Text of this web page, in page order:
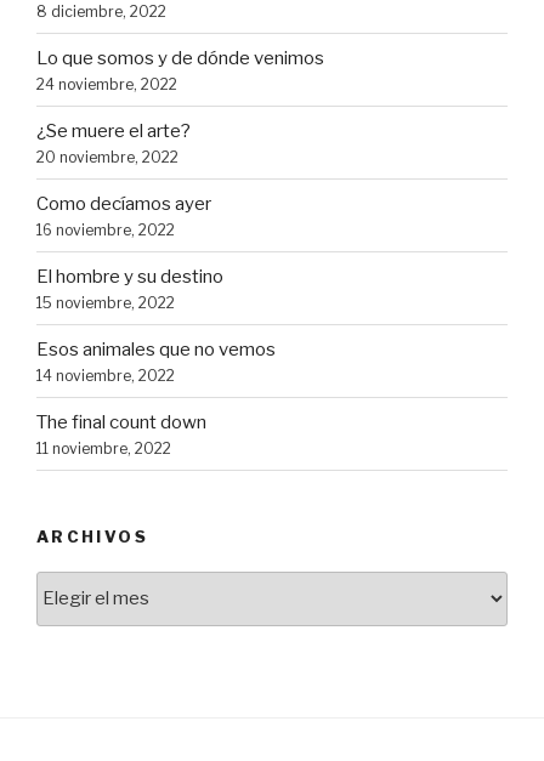
8 diciembre, 2022
Lo que somos y de dónde venimos
24 noviembre, 2022
¿Se muere el arte?
20 noviembre, 2022
Como decíamos ayer
16 noviembre, 2022
El hombre y su destino
15 noviembre, 2022
Esos animales que no vemos
14 noviembre, 2022
The final count down
11 noviembre, 2022
ARCHIVOS